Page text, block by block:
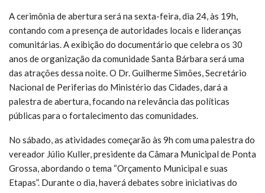
A cerimônia de abertura será na sexta-feira, dia 24, às 19h,
contando com a presença de autoridades locais e lideranças
comunitárias. A exibição do documentário que celebra os 30
anos de organização da comunidade Santa Bárbara será uma
das atrações dessa noite. O Dr. Guilherme Simões, Secretário
Nacional de Periferias do Ministério das Cidades, dará a
palestra de abertura, focando na relevância das políticas
públicas para o fortalecimento das comunidades.
No sábado, as atividades começarão às 9h com uma palestra do
vereador Júlio Kuller, presidente da Câmara Municipal de Ponta
Grossa, abordando o tema “Orçamento Municipal e suas
Etapas”. Durante o dia, haverá debates sobre iniciativas do